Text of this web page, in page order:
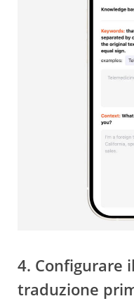
4. Configurare
traduzione